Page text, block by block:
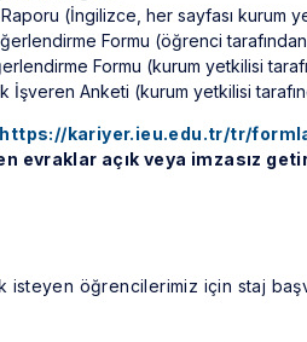
(İngilizce, her sayfası kurum
Formu (öğrenci
Formu (kurum yetkilisi
İşveren Anketi (kurum yetkilisi
https://kariyer.ieu.edu.tr/tr/
evraklar açık veya imzasız
isteyen öğrencilerimiz için staj